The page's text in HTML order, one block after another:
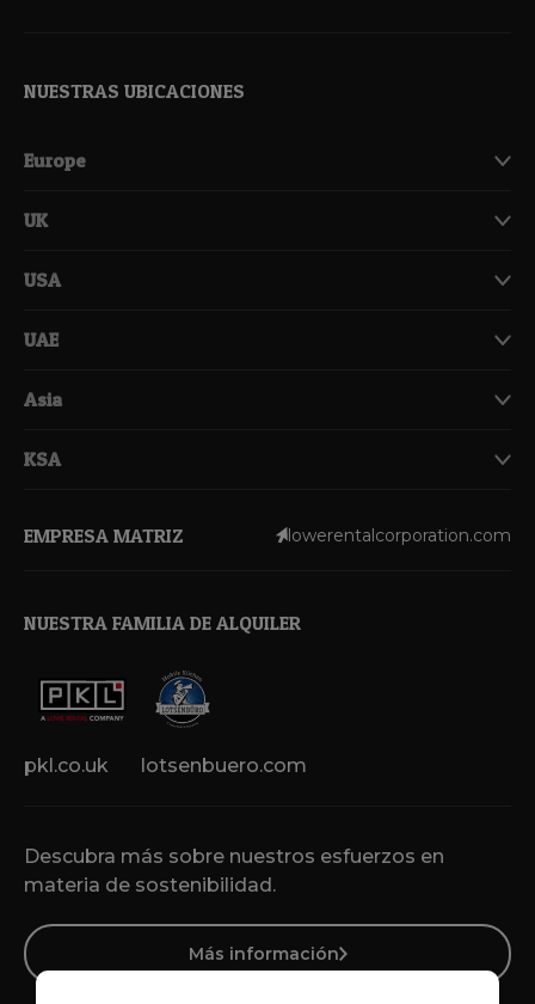
NUESTRAS UBICACIONES
Europe
UK
USA
UAE
Asia
KSA
Descubra más sobre nuestros esfuerzos en
materia de sostenibilidad.
Más información
EMPRESA MATRIZ lowerentalcorporation.com
NUESTRA FAMILIA DE ALQUILER
pkl.co.uk lotsenbuero.com